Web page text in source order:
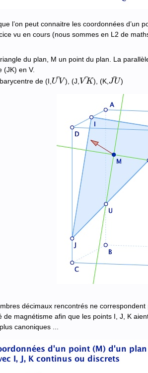
l’on peut connaitre les coordonnées
vu en cours (nous sommes en L2 de
du plan, M un point du plan. La
(JK) en V.
de (I, UV¯), (J, VK¯), (K, JU¯)
décimaux rencontrés ne
de magnétisme afin que les points I, J, K
canoniques ...